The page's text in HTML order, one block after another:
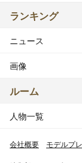
ランキング
ニュース
画像
ルーム
人物一覧
会社概要 モデルプ